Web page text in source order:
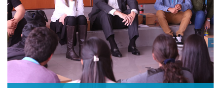
Almuerzo con líderes
En este espacio los participantes interactúan directamente con
distintos líderes del sector público y privado, aprenden sobre sus
experiencias y plantean sus inquietudes como ciudadanos activos
futuros profesionales.